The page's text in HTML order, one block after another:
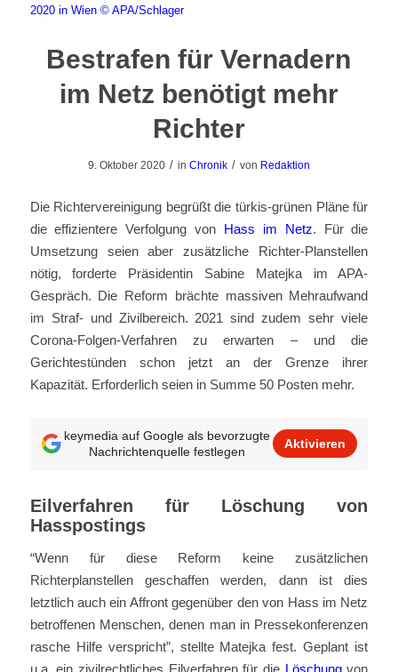
2020 in Wien © APA/Schlager
Bestrafen für Vernadern
im Netz benötigt mehr
Richter
9. Oktober 2020 / in Chronik / von Redaktion
Die Richtervereinigung begrüßt die türkis-grünen Pläne für
die effizientere Verfolgung von Hass im Netz. Für die
Umsetzung seien aber zusätzliche Richter-Planstellen
nötig, forderte Präsidentin Sabine Matejka im APA-
Gespräch. Die Reform brächte massiven Mehraufwand
im Straf- und Zivilbereich. 2021 sind zudem sehr viele
Corona-Folgen-Verfahren zu erwarten – und die
Gerichtestünden schon jetzt an der Grenze ihrer
Kapazität. Erforderlich seien in Summe 50 Posten mehr.
keymedia auf Google als bevorzugte
Nachrichtenquelle festlegen
Aktivieren
Eilverfahren für Löschung von
Hasspostings
“Wenn für diese Reform keine zusätzlichen
Richterplanstellen geschaffen werden, dann ist dies
letztlich auch ein Affront gegenüber den von Hass im Netz
betroffenen Menschen, denen man in Pressekonferenzen
rasche Hilfe verspricht”, stellte Matejka fest. Geplant ist
u.a. ein zivilrechtliches Eilverfahren für die Löschungvon